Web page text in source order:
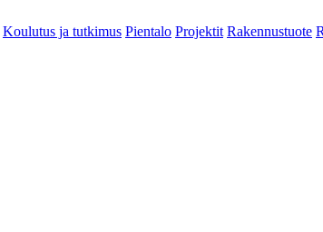
Koulutus ja tutkimus Pientalo Projektit Rakennustuote